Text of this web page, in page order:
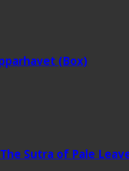
(Box)
Sutra of Pale